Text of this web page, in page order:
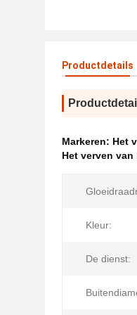
Productdetails
Markeren: Het
Het verven
Kleur:
De dienst: